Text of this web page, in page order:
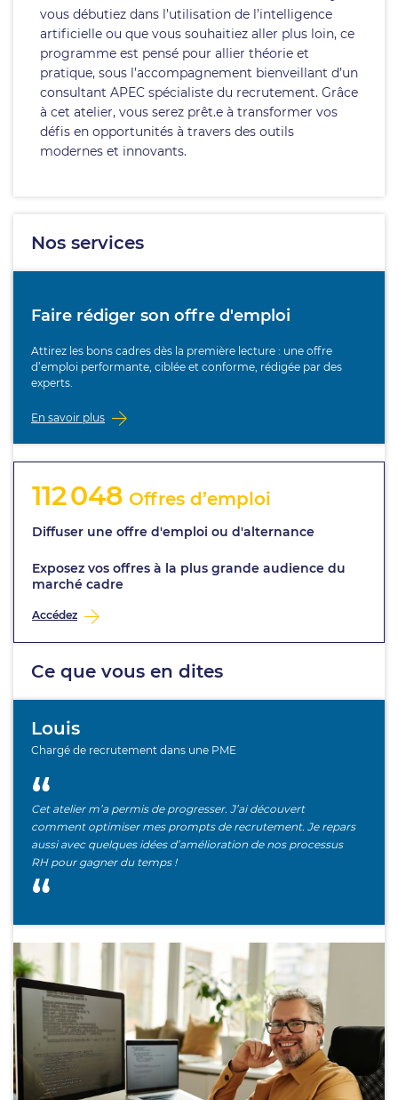
vous débutiez dans l’utilisation de l’intelligence
artificielle ou que vous souhaitiez aller plus loin, ce
programme est pensé pour allier théorie et
pratique, sous l’accompagnement bienveillant d’un
consultant APEC spécialiste du recrutement. Grâce
à cet atelier, vous serez prêt.e à transformer vos
défis en opportunités à travers des outils
modernes et innovants.
Nos services
Faire rédiger son offre d'emploi
Attirez les bons cadres dès la première lecture : une offre
d’emploi performante, ciblée et conforme, rédigée par des
experts.
En savoir plus
112 048 Offres d’emploi
Diffuser une offre d'emploi ou d'alternance
Exposez vos offres à la plus grande audience du
marché cadre
Accédez
Ce que vous en dites
Louis
Chargé de recrutement dans une PME
Cet atelier m’a permis de progresser. J’ai découvert
comment optimiser mes prompts de recrutement. Je repars
aussi avec quelques idées d’amélioration de nos processus
RH pour gagner du temps !